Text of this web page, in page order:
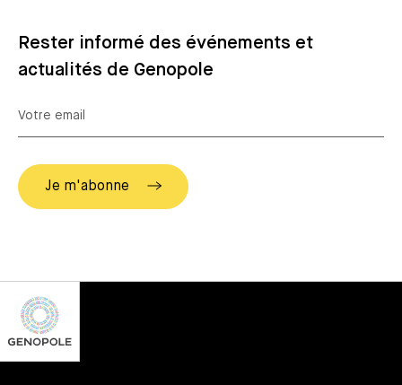
Rester informé des événements et
actualités de Genopole